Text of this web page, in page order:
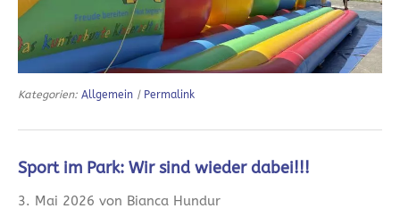
Kategorien: Allgemein | Permalink
Sport im Park: Wir sind wieder dabei!!!
3. Mai 2026 von Bianca Hundur